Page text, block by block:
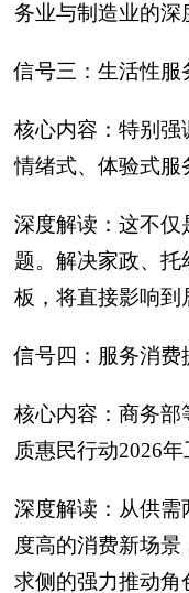
务业与制造业的深
信号三：生活性服
核心内容：特别强
情绪式、体验式服
深度解读：这不仅
题。解决家政、
板，将直接影响到
信号四：服务消费
核心内容：商务部
质惠民行动2026年
深度解读：从供需
度高的消费新场
求侧的强力推动角